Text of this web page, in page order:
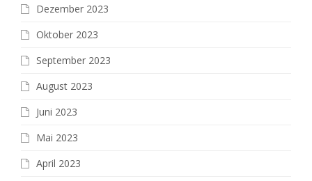
Dezember 2023
Oktober 2023
September 2023
August 2023
Juni 2023
Mai 2023
April 2023